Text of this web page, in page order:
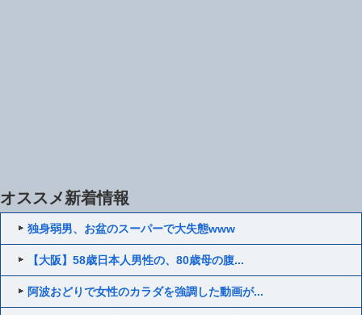
オススメ新着情報
独身弱男、お盆のスーパーで大失態www
【大阪】58歳日本人男性の、80歳母の腹...
阿波おどりで女性のカラダを強調した動画が...